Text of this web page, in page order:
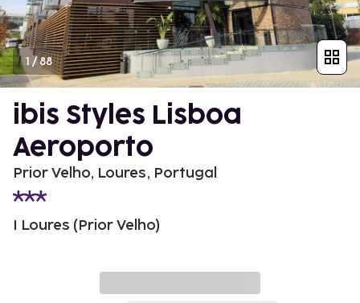
1 /88
ibis Styles Lisboa
Aeroporto
Prior Velho, Loures, Portugal
I Loures (Prior Velho)